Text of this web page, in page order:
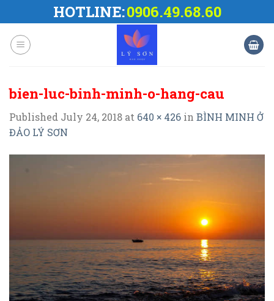
to
content
HOTLINE:0906.49.68.60
bien-luc-binh-minh-o-hang-cau
Published July 24, 2018 at 640 × 426 in BÌNH MINH Ở
ĐẢO LÝ SƠN